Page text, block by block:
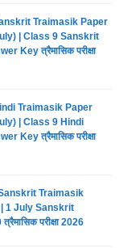
Traimasik Paper
| Class 9 Sanskrit
Key त्रैमासिक परीक्षा
Traimasik Paper
| Class 9 Hindi
Key त्रैमासिक परीक्षा
Traimasik
| 1 July Sanskrit
परीक्षा 2026